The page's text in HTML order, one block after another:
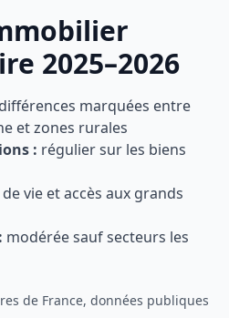
2025–2026
différences marquées entre
et zones rurales
: régulier sur les biens
vie et accès aux grands
modérée sauf secteurs les
de France, données publiques